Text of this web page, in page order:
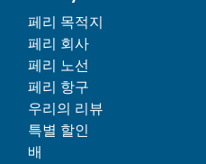
페리 목적지
페리 회사
페리 노선
페리 항구
우리의 리뷰
특별 할인
배